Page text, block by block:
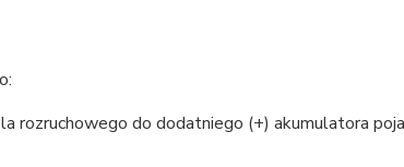
rozruchowego do dodatniego (+) akumulatora